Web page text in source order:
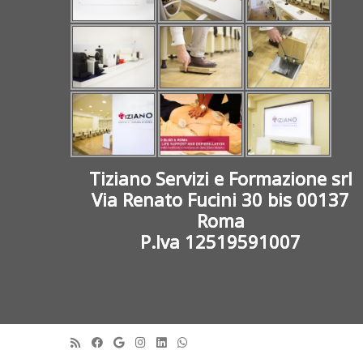
Tiziano Servizi e Formazione srl
Via Renato Fucini 30 bis 00137
Roma
P.Iva 12519591007